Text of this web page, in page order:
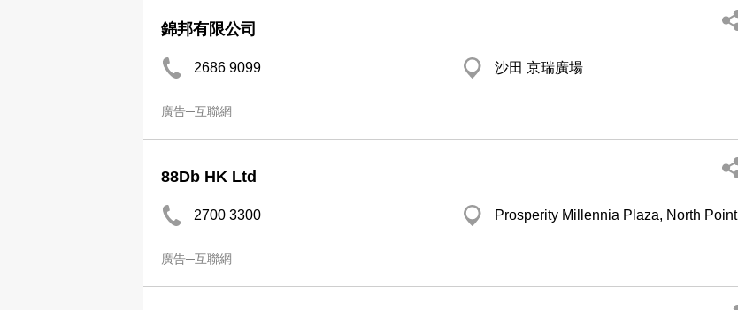
錦邦有限公司
2686 9099 沙田 京瑞廣場
廣告─互聯網
88Db HK Ltd
2700 3300 Prosperity Millennia Plaza, North Point
廣告─互聯網